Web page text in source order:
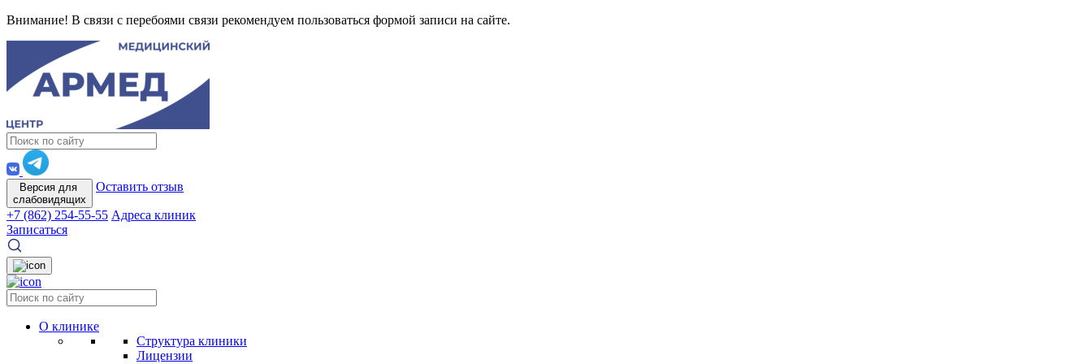
Внимание! В связи с перебоями связи рекомендуем пользоваться формой записи на сайте.
Версия для
слабовидящих
Оставить отзыв
+7 (862) 254-55-55 Адреса клиник
Записаться
О клинике
Структура клиники
Лицензии